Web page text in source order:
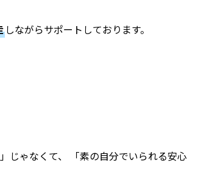
しながらサポートしております。
じゃなくて、 「素の自分でいられる安心